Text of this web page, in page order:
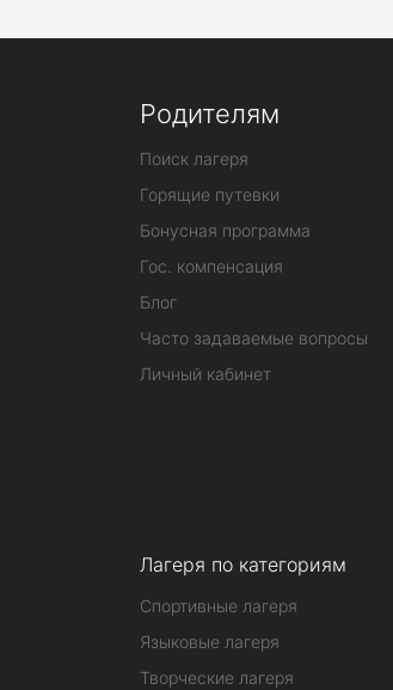
Родителям
Поиск лагеря
Горящие путевки
Бонусная программа
Гос. компенсация
Блог
Часто задаваемые вопросы
Личный кабинет
Лагеря по категориям
Спортивные лагеря
Языковые лагеря
Творческие лагеря